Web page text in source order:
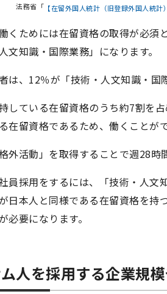
法務省「 【在留外国人統計（旧登録外国人統計
くためには在留資格の取得が必須
文知識・国際業務」になります。
は、12％が「技術・人文知識・国
している在留資格のうち約7割を
在留資格であるため、働くことが
外活動」を取得することで週28時
員採用をするには、「技術・人文
日本人と同様である在留資格を
必要になります。
人を採用する企業規